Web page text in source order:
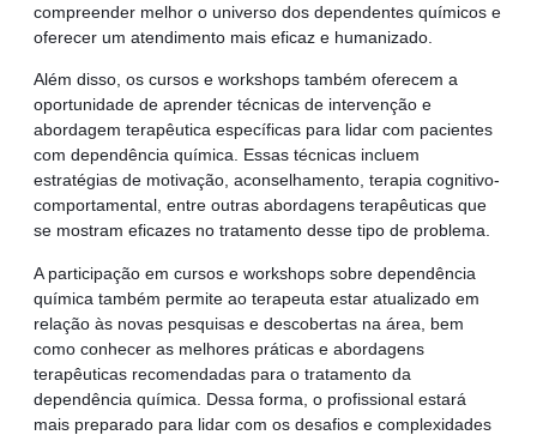
compreender melhor o universo dos dependentes químicos e
oferecer um atendimento mais eficaz e humanizado.
Além disso, os cursos e workshops também oferecem a
oportunidade de aprender técnicas de intervenção e
abordagem terapêutica específicas para lidar com pacientes
com dependência química. Essas técnicas incluem
estratégias de motivação, aconselhamento, terapia cognitivo-
comportamental, entre outras abordagens terapêuticas que
se mostram eficazes no tratamento desse tipo de problema.
A participação em cursos e workshops sobre dependência
química também permite ao terapeuta estar atualizado em
relação às novas pesquisas e descobertas na área, bem
como conhecer as melhores práticas e abordagens
terapêuticas recomendadas para o tratamento da
dependência química. Dessa forma, o profissional estará
mais preparado para lidar com os desafios e complexidades